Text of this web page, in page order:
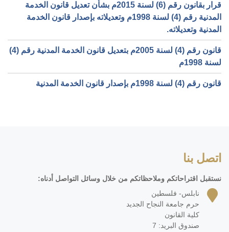
قرار بقانون رقم (6) لسنة 2015م بشأن تعديل قانون الخدمة
المدنية رقم (4) لسنة 1998م وتعديلاته بإصدار قانون الخدمة
المدنية وتعديلاته.
قانون رقم (4) لسنة 2005م بتعديل قانون الخدمة المدنية رقم (4)
لسنة 1998م
قانون رقم (4) لسنة 1998م بإصدار قانون الخدمة المدنية
اتصل بنا
نستقبل اقتراحاتكم وملاحظاتكم من خلال وسائل التواصل أدناه:
نابلس- فلسطين
حرم جامعة النجاح الجديد
كلية القانون
صندوق البريد: 7